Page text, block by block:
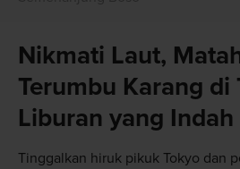
Nikmati Laut,
Terumbu Karang di
Liburan yang Indah
Tinggalkan hiruk pikuk Tokyo dan